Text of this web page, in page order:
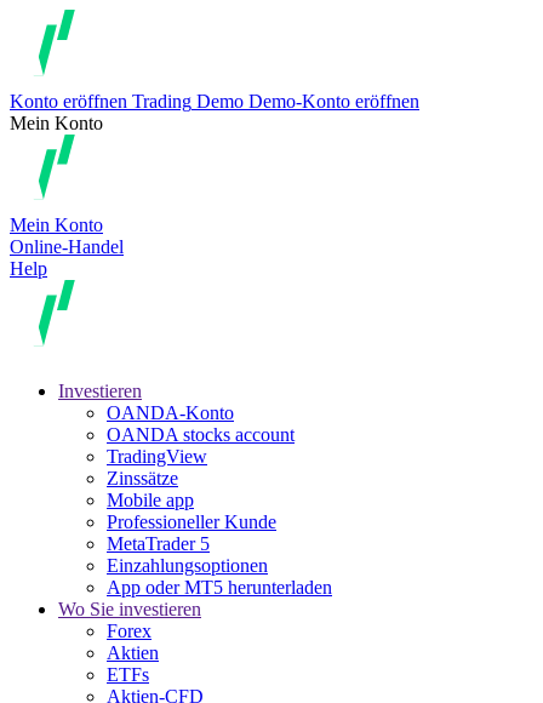
Konto eröffnen Trading Demo Demo-Konto eröffnen
Mein Konto
Mein Konto
Online-Handel
Help
Investieren
OANDA-Konto
OANDA stocks account
TradingView
Zinssätze
Mobile app
Professioneller Kunde
MetaTrader 5
Einzahlungsoptionen
App oder MT5 herunterladen
Wo Sie investieren
Forex
Aktien
ETFs
Aktien-CFD